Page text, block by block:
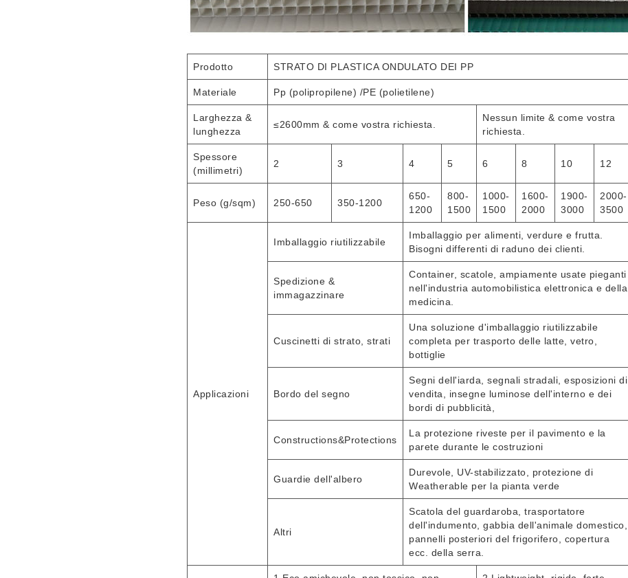
Prodotto STRATO DI PLASTICA ONDULATO DEI PP
Materiale Pp (polipropilene) /PE (polietilene)
Larghezza &
lunghezza
≤2600mm & come vostra richiesta.
Nessun limite & come vostra
richiesta.
Spessore
(millimetri)
2 3 4 5 6 8 10 12
Peso (g/sqm) 250-650 350-1200
650-
1200
800-
1500
1000-
1500
1600-
2000
1900-
3000
2000-
3500
Applicazioni
Imballaggio riutilizzabile
Imballaggio per alimenti, verdure e frutta.
Bisogni differenti di raduno dei clienti.
Spedizione &
immagazzinare
Container, scatole, ampiamente usate pieganti
nell'industria automobilistica elettronica e della
medicina.
Cuscinetti di strato, strati
Una soluzione d'imballaggio riutilizzabile
completa per trasporto delle latte, vetro,
bottiglie
Bordo del segno
Segni dell'iarda, segnali stradali, esposizioni di
vendita, insegne luminose dell'interno e dei
bordi di pubblicità,
Constructions&Protections
La protezione riveste per il pavimento e la
parete durante le costruzioni
Guardie dell'albero
Durevole, UV-stabilizzato, protezione di
Weatherable per la pianta verde
Altri
Scatola del guardaroba, trasportatore
dell'indumento, gabbia dell'animale domestico,
pannelli posteriori del frigorifero, copertura
ecc. della serra.